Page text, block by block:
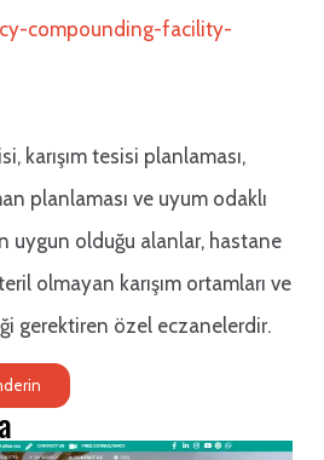
compounding-facility-
karışım tesisi planlaması,
planlaması ve uyum odaklı
uygun olduğu alanlar, hastane
olmayan karışım ortamları ve
gerektiren özel eczanelerdir.